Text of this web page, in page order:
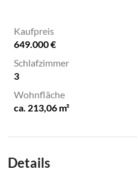
Kaufpreis
649.000 €
Schlafzimmer
3
Wohnfläche
ca. 213,06 m²
Details